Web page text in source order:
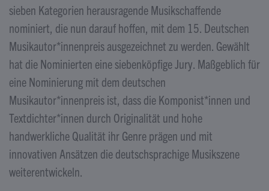
sieben Kategorien herausragende Musikschaffende
nominiert, die nun darauf hoffen, mit dem 15. Deutschen
Musikautor*innenpreis ausgezeichnet zu werden. Gewählt
hat die Nominierten eine siebenköpfige Jury. Maßgeblich für
eine Nominierung mit dem deutschen
Musikautor*innenpreis ist, dass die Komponist*innen und
Textdichter*innen durch Originalität und hohe
handwerkliche Qualität ihr Genre prägen und mit
innovativen Ansätzen die deutschsprachige Musikszene
weiterentwickeln.